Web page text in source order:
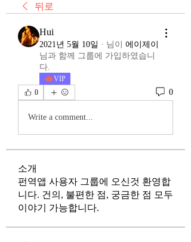
뒤로
Hui
2021년 5월 10일 · 님이 에이제이
님과 함께 그룹에 가입하였습니
다.
VIP
0
0
Write a comment...
소개
펀역앱 사용자 그룹에 오신것 환영합
니다. 건의, 불편한 점, 궁금한 점 모두
이야기 가능합니다.